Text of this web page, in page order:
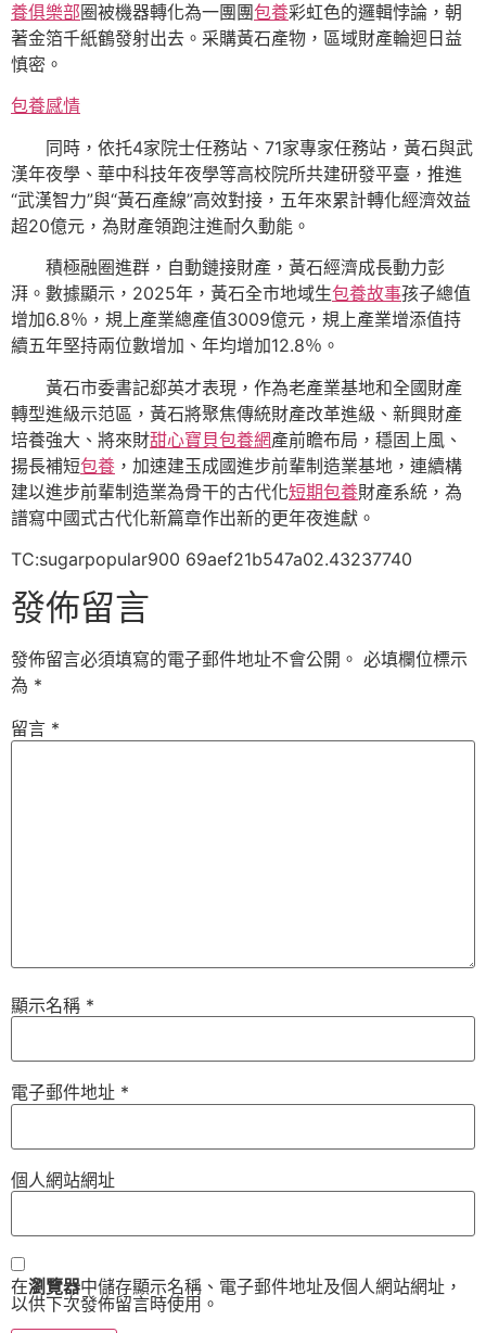
養俱樂部圈被機器轉化為一團團包養彩虹色的邏輯悖論，朝
著金箔千紙鶴發射出去。采購黃石產物，區域財產輪迴日益
慎密。
包養感情
同時，依托4家院士任務站、71家專家任務站，黃石與武
漢年夜學、華中科技年夜學等高校院所共建研發平臺，推進
“武漢智力”與“黃石產線”高效對接，五年來累計轉化經濟效益
超20億元，為財產領跑注進耐久動能。
積極融圈進群，自動鏈接財產，黃石經濟成長動力彭
湃。數據顯示，2025年，黃石全市地域生包養故事孩子總值
增加6.8％，規上產業總產值3009億元，規上產業增添值持
續五年堅持兩位數增加、年均增加12.8％。
黃石市委書記郄英才表現，作為老產業基地和全國財產
轉型進級示范區，黃石將聚焦傳統財產改革進級、新興財產
培養強大、將來財甜心寶貝包養網產前瞻布局，穩固上風、
揚長補短包養 ，加速建玉成國進步前輩制造業基地，連續構
建以進步前輩制造業為骨干的古代化短期包養財產系統，為
譜寫中國式古代化新篇章作出新的更年夜進獻。
TC:sugarpopular900 69aef21b547a02.43237740
發佈留言
發佈留言必須填寫的電子郵件地址不會公開。 必填欄位標示
為 *
留言 *
顯示名稱 *
電子郵件地址 *
個人網站網址
在瀏覽器中儲存顯示名稱、電子郵件地址及個人網站網址，
以供下次發佈留言時使用。